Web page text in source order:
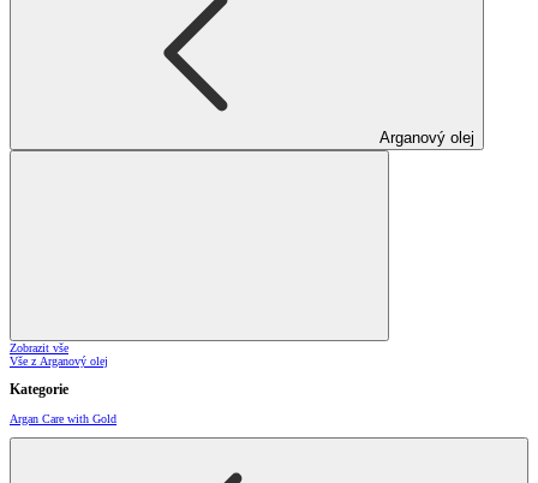
Arganový olej
Zobrazit vše
Vše z Arganový olej
Kategorie
Argan Care with Gold